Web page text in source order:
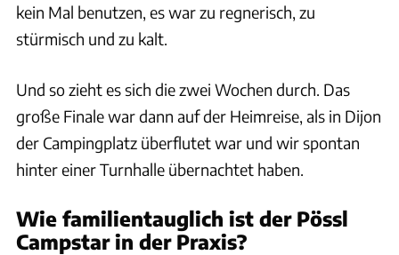
kein Mal benutzen, es war zu regnerisch, zu
stürmisch und zu kalt.
Und so zieht es sich die zwei Wochen durch. Das
große Finale war dann auf der Heimreise, als in Dijon
der Campingplatz überflutet war und wir spontan
hinter einer Turnhalle übernachtet haben.
Wie familientauglich ist der Pössl
Campstar in der Praxis?